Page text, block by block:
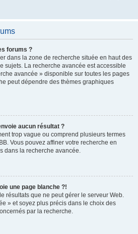
forums ?
dans la zone de recherche située en haut des
sujets. La recherche avancée est accessible
avancée » disponible sur toutes les pages
peut dépendre des thèmes graphiques
aucun résultat ?
trop vague ou comprend plusieurs termes
Vous pouvez affiner votre recherche en
dans la recherche avancée.
une page blanche ?!
résultats que ne peut gérer le serveur Web.
» et soyez plus précis dans le choix des
par la recherche.